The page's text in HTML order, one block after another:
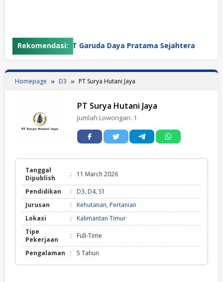
Rekomendasi:PT Garuda Daya Pratama Sejahtera
Homepage D3 PT Surya Hutani Jaya
PT Surya Hutani Jaya
Jumlah Lowongan: 1
Tanggal
Dipublish
: 11 March 2026
Pendidikan : D3, D4, S1
Jurusan
: Kehutanan, Pertanian
Lokasi
:
Kalimantan Timur
Tipe
Pekerjaan
: Full-Time
Pengalaman : 5 Tahun